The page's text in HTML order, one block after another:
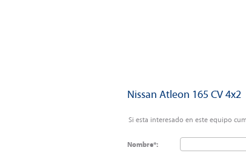
Nissan Atleon 165 CV 4x2
Si esta interesado en este equipo
Nombre*: